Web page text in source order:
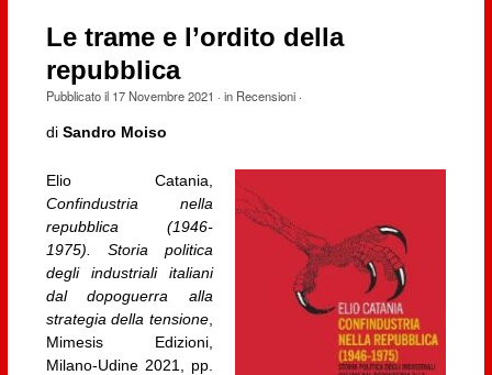
Le trame e l’ordito della
repubblica
Pubblicato il 17 Novembre 2021 · in Recensioni·
di Sandro Moiso
Elio Catania,
Confindustria nella
repubblica (1946-
1975). Storia politica
degli industriali italiani
dal dopoguerra alla
strategia della tensione
Mimesis Edizioni,
Milano-Udine 2021, pp.